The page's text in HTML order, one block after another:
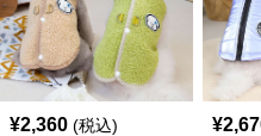
¥2,360 (税込) ¥